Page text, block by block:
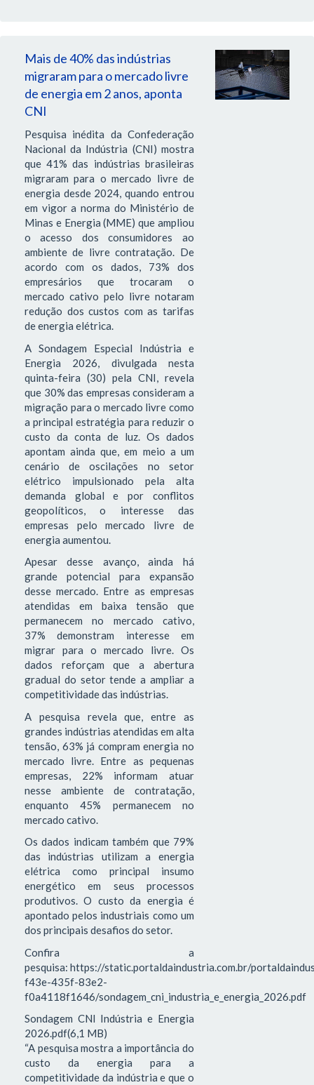
Mais de 40% das indústrias
migraram para o mercado livre
de energia em 2 anos, aponta
CNI
Pesquisa inédita da Confederação
Nacional da Indústria (CNI) mostra
que 41% das indústrias brasileiras
migraram para o mercado livre de
energia desde 2024, quando entrou
em vigor a norma do Ministério de
Minas e Energia (MME) que ampliou
o acesso dos consumidores ao
ambiente de livre contratação. De
acordo com os dados, 73% dos
empresários que trocaram o
mercado cativo pelo livre notaram
redução dos custos com as tarifas
de energia elétrica.
A Sondagem Especial Indústria e
Energia 2026, divulgada nesta
quinta-feira (30) pela CNI, revela
que 30% das empresas consideram a
migração para o mercado livre como
a principal estratégia para reduzir o
custo da conta de luz. Os dados
apontam ainda que, em meio a um
cenário de oscilações no setor
elétrico impulsionado pela alta
demanda global e por conflitos
geopolíticos, o interesse das
empresas pelo mercado livre de
energia aumentou.
Apesar desse avanço, ainda há
grande potencial para expansão
desse mercado. Entre as empresas
atendidas em baixa tensão que
permanecem no mercado cativo,
37% demonstram interesse em
migrar para o mercado livre. Os
dados reforçam que a abertura
gradual do setor tende a ampliar a
competitividade das indústrias.
A pesquisa revela que, entre as
grandes indústrias atendidas em alta
tensão, 63% já compram energia no
mercado livre. Entre as pequenas
empresas, 22% informam atuar
nesse ambiente de contratação,
enquanto 45% permanecem no
mercado cativo.
Os dados indicam também que 79%
das indústrias utilizam a energia
elétrica como principal insumo
energético em seus processos
produtivos. O custo da energia é
apontado pelos industriais como um
dos principais desafios do setor.
Confira a
pesquisa: https://static.portaldaindustria.com.br/
f43e-435f-83e2-
f0a4118f1646/sondagem_cni_industria_e_energia_2026.pdf
Sondagem CNI Indústria e Energia
2026.pdf(6,1 MB)
“A pesquisa mostra a importância do
custo da energia para a
competitividade da indústria e que o